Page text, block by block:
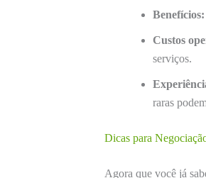
Benefícios:
Custos
serviços.
raras
Dicas para
Agora que você já